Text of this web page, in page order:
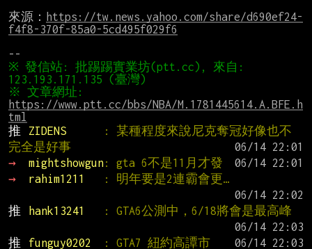
來源：
https://tw.news.yahoo.com/share/d690ef24-
f4f8-370f-85a0-5cd495f029f6
※ 發信站: 批踢踢實業坊(ptt.cc), 來自:
https://www.ptt.cc/bbs/NBA/M.1781445614.A.BFE.h
tml
推
ZIDENS
: 某種程度來說尼克奪冠好像也不
完全是好事
→
mightshowgun: gta 6不是11月才發
→
rahim1211
: 明年要是2連霸會更…
推
hank13241
: GTA6公測中，6/18將會是最高峰
推
funguy0202 : GTA7 紐約高譚市